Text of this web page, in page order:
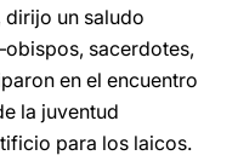
dirijo un saludo
sacerdotes,
en el encuentro
la juventud
para los laicos.